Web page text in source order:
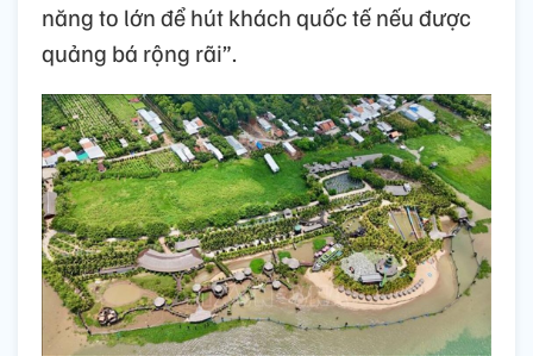
năng to lớn để hút khách quốc tế nếu được
quảng bá rộng rãi”.